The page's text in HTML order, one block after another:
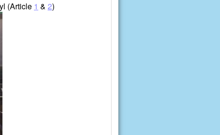
(Article 1 & 2)